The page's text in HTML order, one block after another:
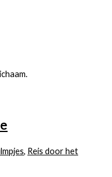
, Reis door het